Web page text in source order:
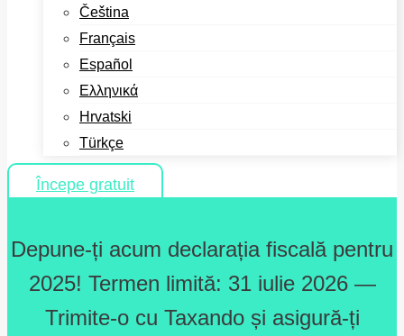
Čeština
Français
Español
Ελληνικά
Hrvatski
Türkçe
Începe gratuit
Depune-ți acum declarația fiscală pentru
2025! Termen limită: 31 iulie 2026 —
Trimite-o cu Taxando și asigură-ți